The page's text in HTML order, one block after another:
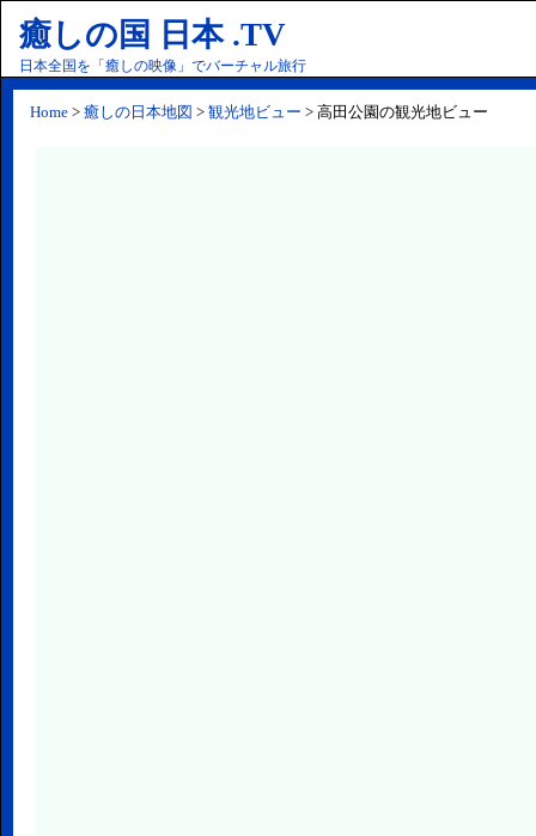
癒しの国 日本 .TV
日本全国を「癒しの映像」でバーチャル旅行
Home > 癒しの日本地図 > 観光地ビュー > 高田公園の観光地ビュー